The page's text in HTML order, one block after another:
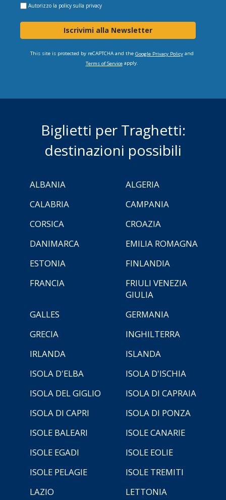
Autorizzo la policy sulla privacy
Iscrivimi alla Newsletter
This site is protected by reCAPTCHA and the Google Privacy Policyand
Terms of Serviceapply.
Biglietti per Traghetti:
destinazioni possibili
ALBANIA
ALGERIA
CALABRIA
CAMPANIA
CORSICA
CROAZIA
DANIMARCA
EMILIA ROMAGNA
ESTONIA
FINLANDIA
FRANCIA
FRIULI VENEZIA
GIULIA
GALLES
GERMANIA
GRECIA
INGHILTERRA
IRLANDA
ISLANDA
ISOLA D'ELBA
ISOLA D'ISCHIA
ISOLA DEL GIGLIO
ISOLA DI CAPRAIA
ISOLA DI CAPRI
ISOLA DI PONZA
ISOLE BALEARI
ISOLE CANARIE
ISOLE EGADI
ISOLE EOLIE
ISOLE PELAGIE
ISOLE TREMITI
LAZIO
LETTONIA